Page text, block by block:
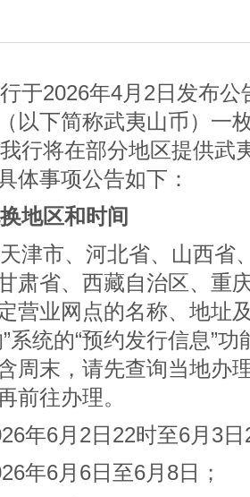
于2026年4月2日发布
以下简称武夷山币）一
行将在部分地区提供武
体事项公告如下：
地区和时间
津市、河北省、山西省
肃省、西藏自治区、重
营业网点的名称、地址
系统的“预约发行信息”
周末，请先查询当地办
前往办理。
年6月2日22时至6月3
年6月6日至6月8日；